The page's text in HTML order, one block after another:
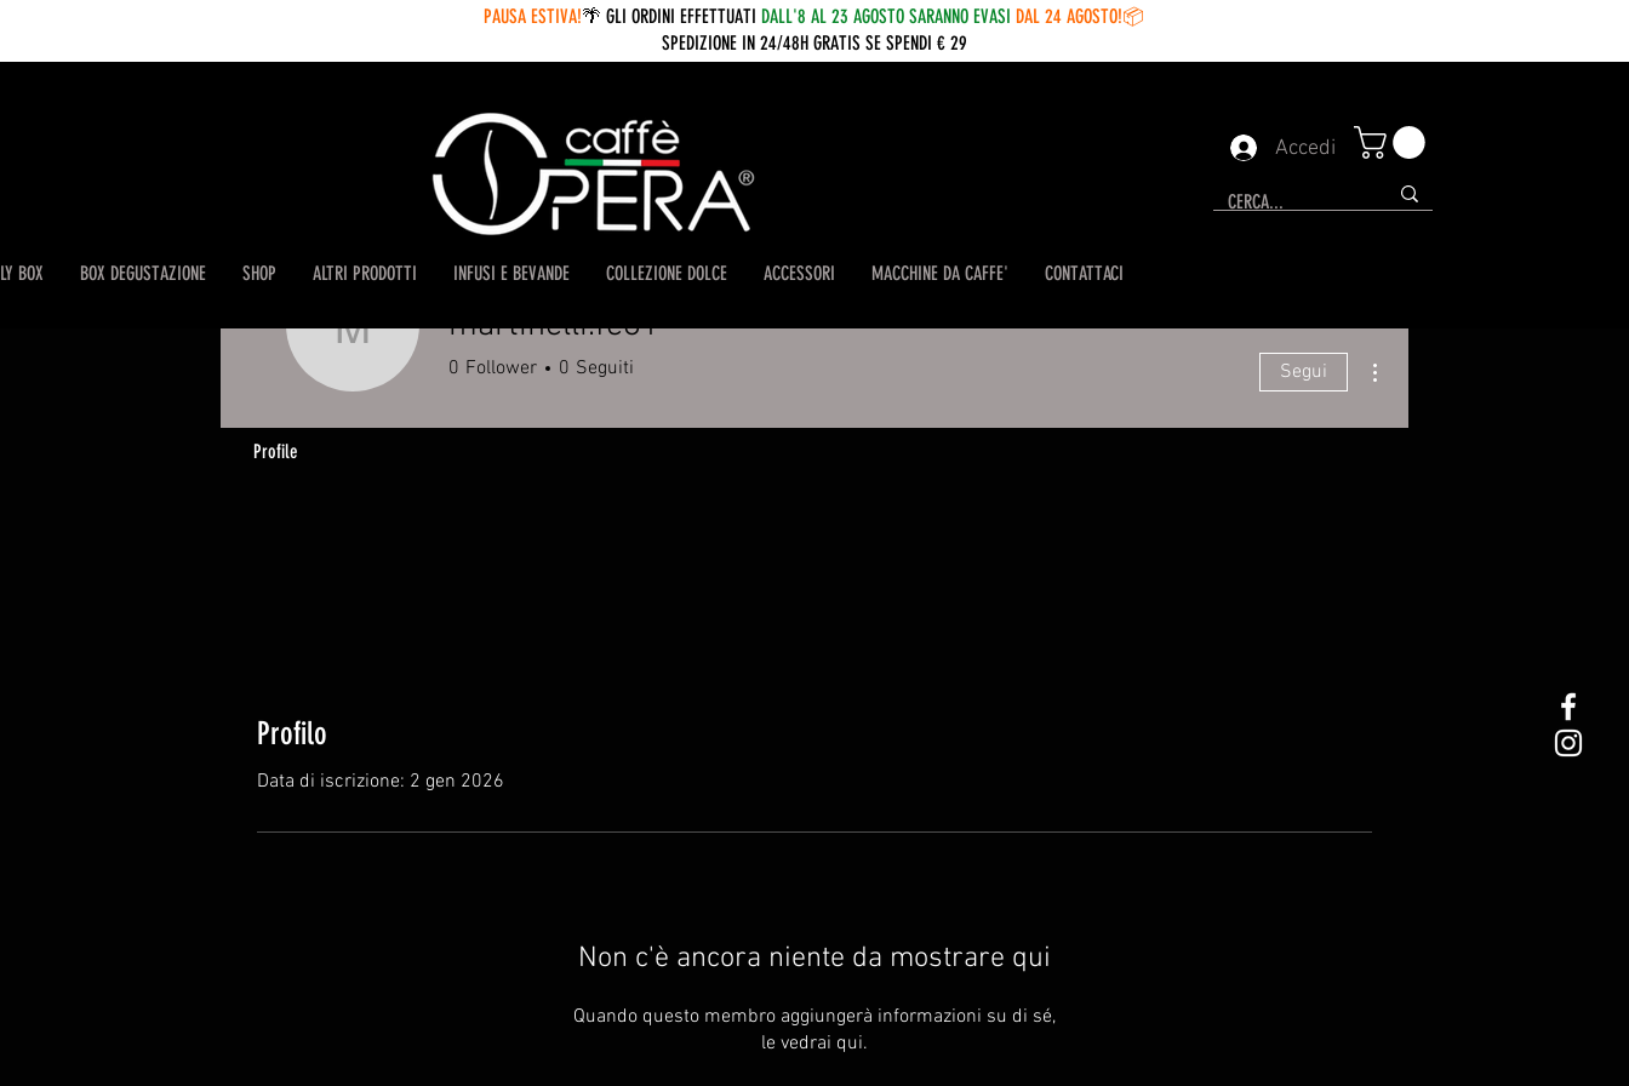
Accedi
BOX BOX DEGUSTAZIONE SHOP ALTRI PRODOTTI INFUSI E BEVANDE COLLEZIONE DOLCE ACCESSORI MACCHINE DA CAFFE' CONTATTACI
PAUSA ESTIVA!🌴 GLI ORDINI EFFETTUATI DALL'8 AL 23 AGOSTO SARANNO EVASI DAL 24 AGOSTO!📦
SPEDIZIONE IN 24/48H GRATIS SE SPENDI € 29
Profilo
Data di iscrizione: 2 gen 2026
Non c'è ancora niente da mostrare qui
Quando questo membro aggiungerà informazioni su di sé,
le vedrai qui.
martinelli.fe81
martinelli.fe81
0 Follower 0 Seguiti Segui
Profile